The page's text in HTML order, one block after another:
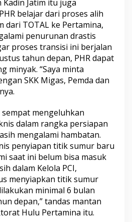
Jatim itu juga
belajar dari proses alih
dari TOTAL ke Pertamina,
penurunan drastis
proses transisi ini berjalan
tahun depan, PHR dapat
minyak. “Saya minta
SKK Migas, Pemda dan
mengeluhkan
dalam rangka persiapan
mengalami hambatan.
penyiapan titik sumur baru
saat ini belum bisa masuk
dalam Kelola PCI,
menyiapkan titik sumur
minimal 6 bulan
depan,” tandas mantan
Hulu Pertamina itu.